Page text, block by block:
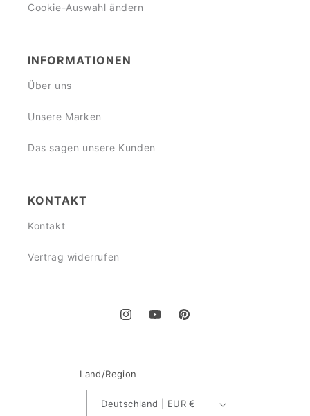
Cookie-Auswahl ändern
INFORMATIONEN
Über uns
Unsere Marken
Das sagen unsere Kunden
KONTAKT
Kontakt
Vertrag widerrufen
InstagramYouTubePinterest
Land/Region
Deutschland | EUR €